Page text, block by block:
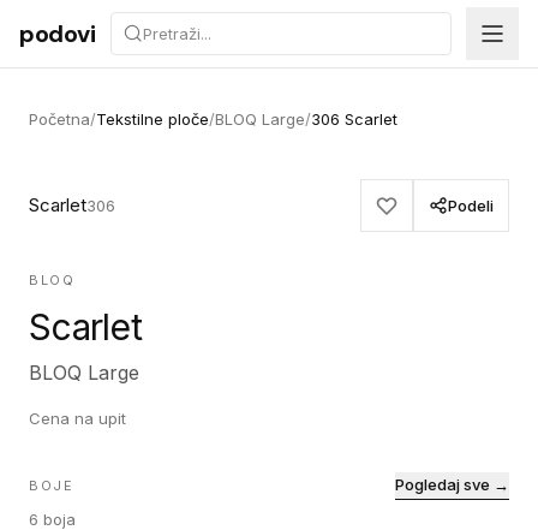
Preskoči na sadržaj
podovi
Početna/Tekstilne ploče/BLOQ Large/306 Scarlet
Scarlet306 Podeli
BLOQ
Scarlet
BLOQ Large
Cena na upit
BOJE
6 boja
Pogledaj sve →